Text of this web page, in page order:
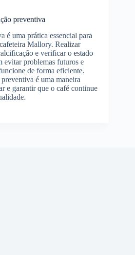
preventiva
é uma prática essencial para
Mallory. Realizar
e verificar o estado
evitar problemas futuros e
de forma eficiente.
é uma maneira
e garantir que o café continue